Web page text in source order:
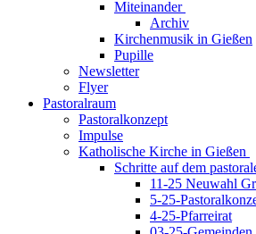
Miteinander
Archiv
Kirchenmusik in Gießen
Pupille
Newsletter
Flyer
Pastoralraum
Pastoralkonzept
Impulse
Katholische Kirche in Gießen
Schritte auf dem
11-25 Neuwahl
5-25-
4-25-Pfarreirat